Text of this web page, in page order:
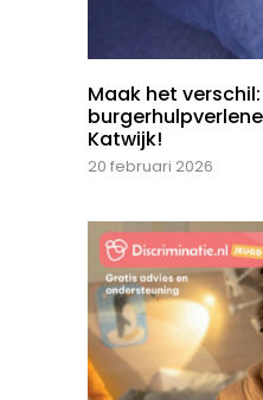
Maak het
Katwijk!
20 februari 2026